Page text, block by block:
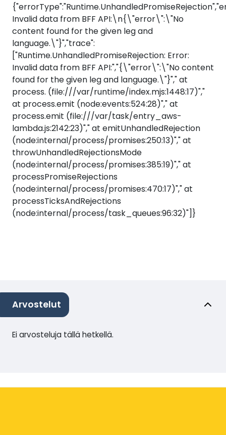
Invalid data from BFF API:\n{\"error\":\"No
content found for the given leg and
language.\"}","trace":
["Runtime.UnhandledPromiseRejection: Error:
Invalid data from BFF API:","{\"error\":\"No content
found for the given leg and language.\"}"," at
process. (file:///var/runtime/index.mjs:1448:17)","
at process.emit (node:events:524:28)"," at
process.emit (file:///var/task/entry_aws-
lambda.js:2142:23)"," at emitUnhandledRejection
(node:internal/process/promises:250:13)"," at
throwUnhandledRejectionsMode
(node:internal/process/promises:385:19)"," at
processPromiseRejections
(node:internal/process/promises:470:17)"," at
processTicksAndRejections
(node:internal/process/task_queues:96:32)"]}
Arvostelut
Ei arvosteluja tällä hetkellä.